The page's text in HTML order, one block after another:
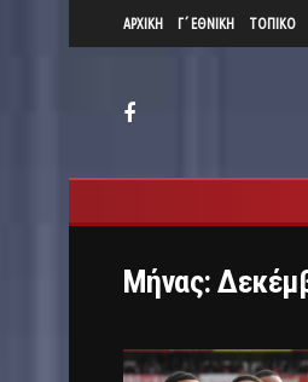
ΑΡΧΙΚΗ Γ΄ ΕΘΝΙΚΗ ΤΟΠΙΚΟ
Μήνας: